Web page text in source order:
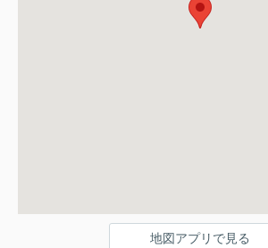
地図アプリで見る